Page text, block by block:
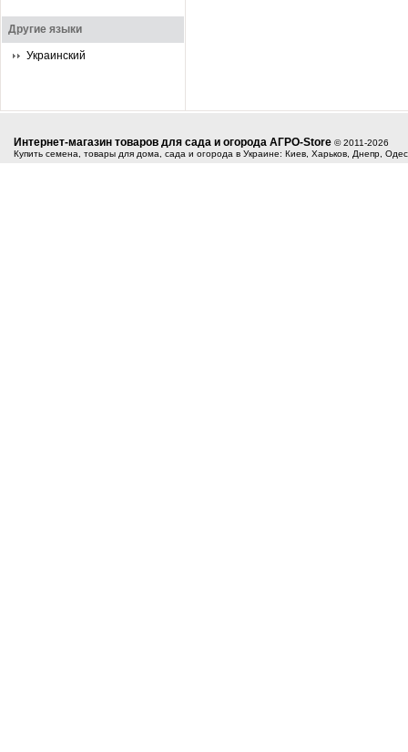
Другие языки
Украинский
Интернет-магазин товаров для сада и огорода АГРО-Store © 2011-2026
Купить семена, товары для дома, сада и огорода в Украине: Киев, Харьков, Днепр,